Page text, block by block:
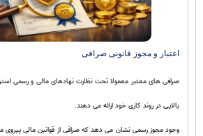
اعتبار و مجوز قانونی صرافی
صرافی های معتبر معمولا تحت نظارت نهادهای مالی و رسمی
بالایی در روند کاری خود ارائه می دهند.
وجود مجوز رسمی نشان می دهد که صرافی از قوانین مالی پیروی